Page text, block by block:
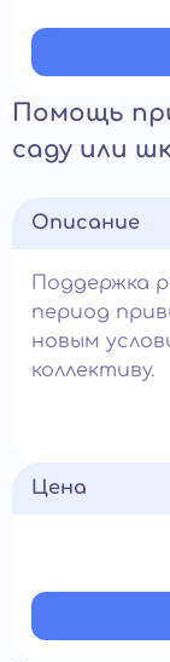
Помощь
саду или
Описание
Поддержка
период
новым
коллективу.
Цена